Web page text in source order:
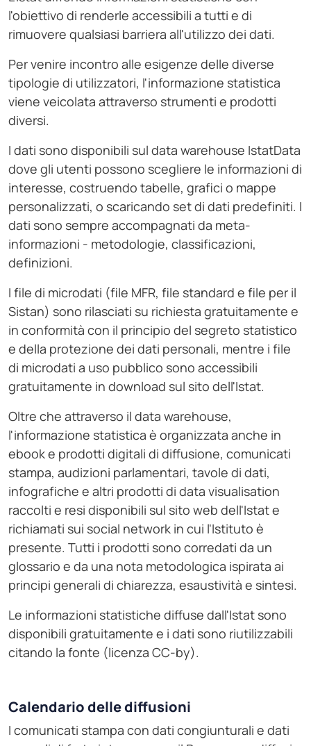
l'obiettivo di renderle accessibili a tutti e di
rimuovere qualsiasi barriera all'utilizzo dei dati.
Per venire incontro alle esigenze delle diverse
tipologie di utilizzatori, l'informazione statistica
viene veicolata attraverso strumenti e prodotti
diversi.
I dati sono disponibili sul data warehouse IstatData
dove gli utenti possono scegliere le informazioni di
interesse, costruendo tabelle, grafici o mappe
personalizzati, o scaricando set di dati predefiniti. I
dati sono sempre accompagnati da meta-
informazioni - metodologie, classificazioni,
definizioni.
I file di microdati (file MFR, file standard e file per il
Sistan) sono rilasciati su richiesta gratuitamente e
in conformità con il principio del segreto statistico
e della protezione dei dati personali, mentre i file
di microdati a uso pubblico sono accessibili
gratuitamente in download sul sito dell'Istat.
Oltre che attraverso il data warehouse,
l'informazione statistica è organizzata anche in
ebook e prodotti digitali di diffusione, comunicati
stampa, audizioni parlamentari, tavole di dati,
infografiche e altri prodotti di data visualisation
raccolti e resi disponibili sul sito web dell'Istat e
richiamati sui social network in cui l'Istituto è
presente. Tutti i prodotti sono corredati da un
glossario e da una nota metodologica ispirata ai
principi generali di chiarezza, esaustività e sintesi.
Le informazioni statistiche diffuse dall'Istat sono
disponibili gratuitamente e i dati sono riutilizzabili
citando la fonte (licenza CC-by).
Calendario delle diffusioni
I comunicati stampa con dati congiunturali e dati